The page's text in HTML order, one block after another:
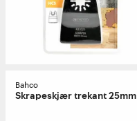
Bahco
Skrapeskjær trekant 25mm